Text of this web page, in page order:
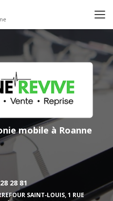
mobile à Roanne
28 81
SAINT‑LOUIS, 1 RUE